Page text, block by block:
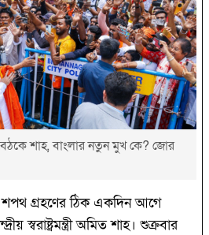
শাহ, বাংলার নতুন মুখ কে? জোর
গ্রহণের ঠিক একদিন আগে
স্বরাষ্ট্রমন্ত্রী অমিত শাহ। শুক্রবার